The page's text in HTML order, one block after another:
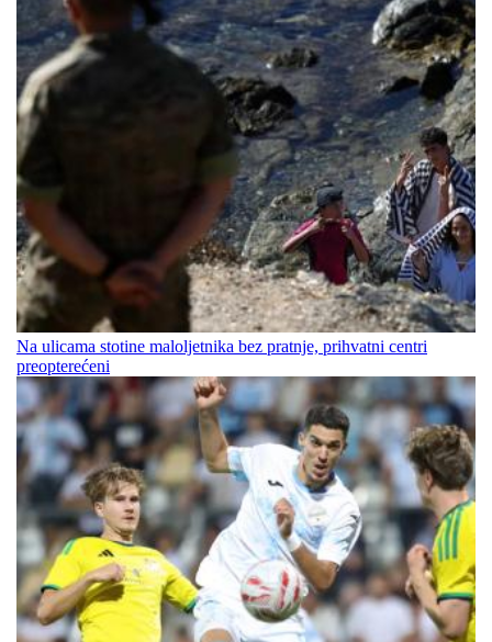
Na ulicama stotine maloljetnika bez pratnje, prihvatni centri
preopterećeni